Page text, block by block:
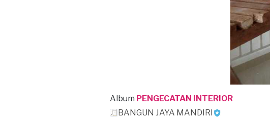
Album PENGECATAN INTERIOR
BANGUN JAYA MANDIRI